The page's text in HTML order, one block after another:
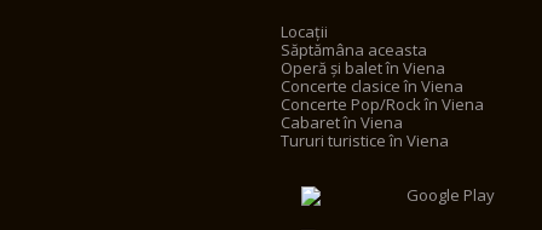
Locații
Săptămâna aceasta
Operă și balet în Viena
Concerte clasice în Viena
Concerte Pop/Rock în Viena
Cabaret în Viena
Tururi turistice în Viena